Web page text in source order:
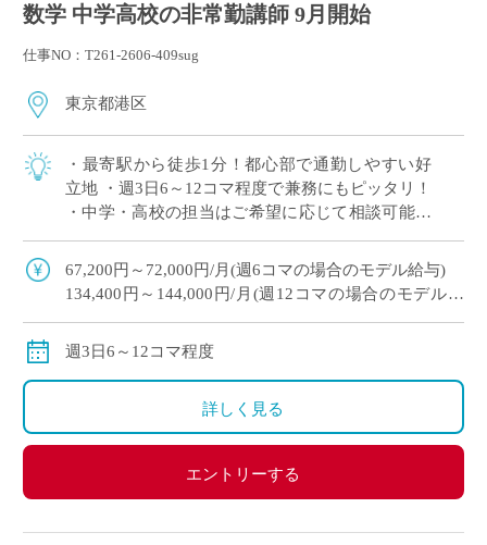
数学 中学高校の非常勤講師 9月開始
仕事NO：T261-2606-409sug
東京都港区
・最寄駅から徒歩1分！都心部で通勤しやすい好
立地 ・週3日6～12コマ程度で兼務にもピッタリ！
・中学・高校の担当はご希望に応じて相談可能！
学校 ・難関大学進学を目指す生徒へ […]
67,200円～72,000円/月(週6コマの場合のモデル給与)
134,400円～144,000円/月(週12コマの場合のモデル給
※経験により変動
週3日6～12コマ程度
詳しく見る
エントリーする